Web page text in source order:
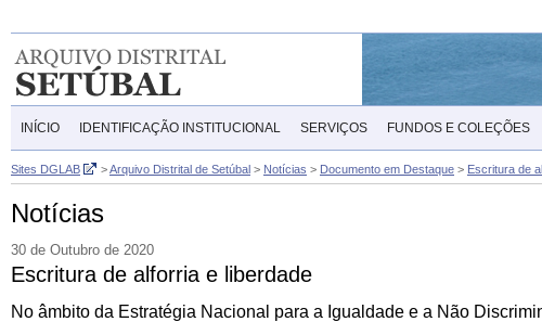
INÍCIO IDENTIFICAÇÃO INSTITUCIONAL SERVIÇOS FUNDOS E COLEÇÕES
Sites DGLAB >Arquivo Distrital de Setúbal > Notícias > Documento em Destaque > Escritura de
Notícias
30 de Outubro de 2020
Escritura de alforria e liberdade
No âmbito da Estratégia Nacional para a Igualdade e a Não